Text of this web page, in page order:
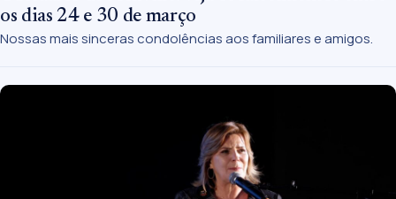
os dias 24 e 30 de março
Nossas mais sinceras condolências aos familiares e amigos.